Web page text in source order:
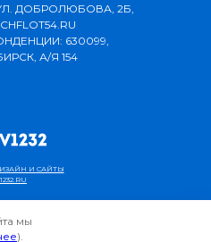
ДОБРОЛЮБОВА, 2Б,
630099,
А/Я 154
И САЙТЫ
мы
).